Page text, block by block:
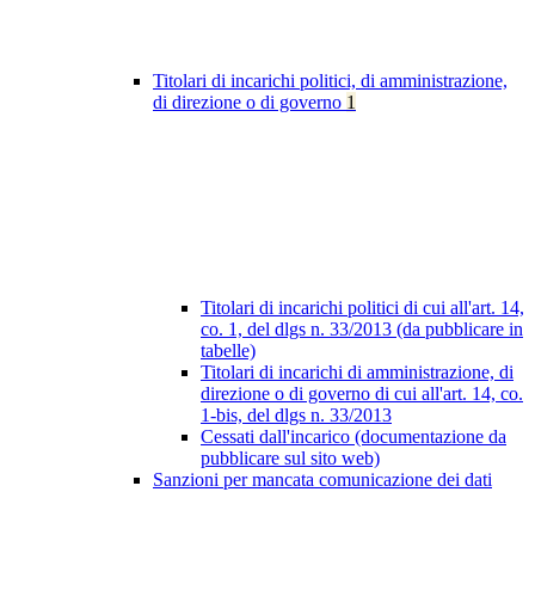
Titolari di incarichi politici, di amministrazione,
di direzione o di governo 1
Titolari di incarichi politici di cui all'art. 14,
co. 1, del dlgs n. 33/2013 (da pubblicare in
tabelle)
Titolari di incarichi di amministrazione, di
direzione o di governo di cui all'art. 14, co.
1-bis, del dlgs n. 33/2013
Cessati dall'incarico (documentazione da
pubblicare sul sito web)
Sanzioni per mancata comunicazione dei dati